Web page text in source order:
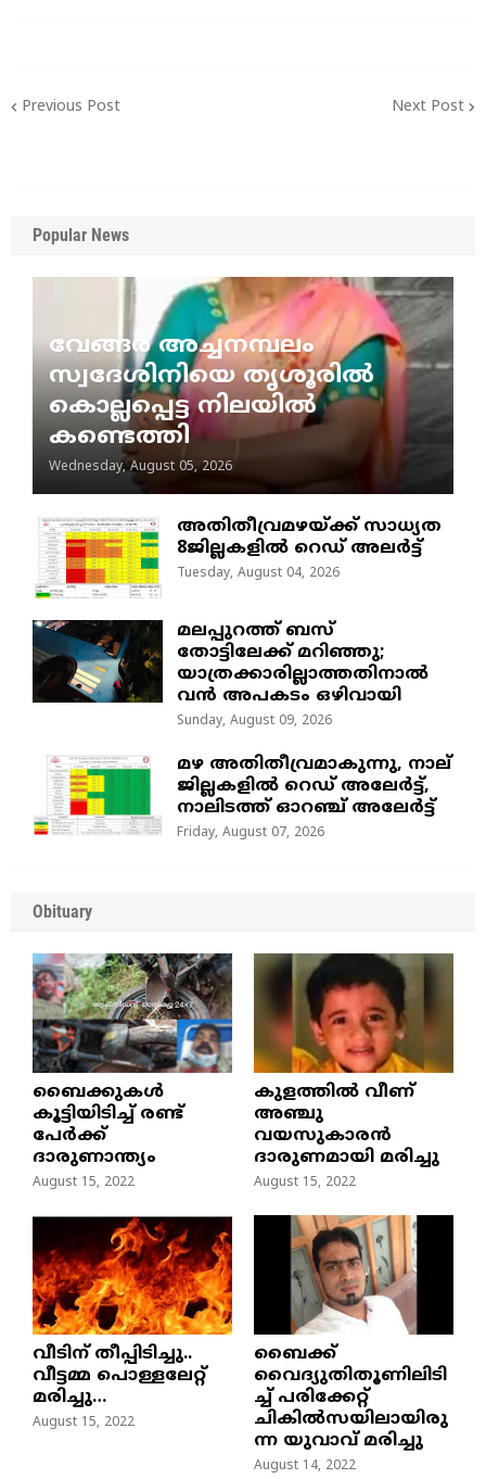
Previous Post Next Post
Popular News
വേങ്ങര അച്ചനമ്പലം
സ്വദേശിനിയെ തൃശൂരിൽ
കൊല്ലപ്പെട്ട നിലയിൽ
കണ്ടെത്തി
Wednesday, August 05, 2026
അതിതീവ്രമഴയ്ക്ക് സാധ്യത
8ജില്ലകളിൽ റെഡ് അലർട്ട്
Tuesday, August 04, 2026
മലപ്പുറത്ത് ബസ്
തോട്ടിലേക്ക് മറിഞ്ഞു;
യാത്രക്കാരില്ലാത്തതിനാൽ
വൻ അപകടം ഒഴിവായി
Sunday, August 09, 2026
മഴ അതിതീവ്രമാകുന്നു, നാല്
ജില്ലകളില്‍ റെഡ് അലേര്‍ട്ട്‌,
നാലിടത്ത് ഓറഞ്ച് അലേർട്ട്
Friday, August 07, 2026
Obituary
ബൈക്കുകൾ
കൂട്ടിയിടിച്ച് രണ്ട്
പേർക്ക്
ദാരുണാന്ത്യം
August 15, 2022
കുളത്തില്‍ വീണ്
അഞ്ചു
വയസുകാരന്‍
ദാരുണമായി മരിച്ചു
August 15, 2022
വീടിന് തീപ്പിടിച്ചു..
വീട്ടമ്മ പൊള്ളലേറ്റ്
മരിച്ചു…
August 15, 2022
ബൈക്ക്
വൈദ്യുതിതൂണിലിടി
ച്ച്‌ പരിക്കേറ്റ്
ചികില്‍സയിലായിരു
ന്ന യുവാവ് മരിച്ചു
August 14, 2022